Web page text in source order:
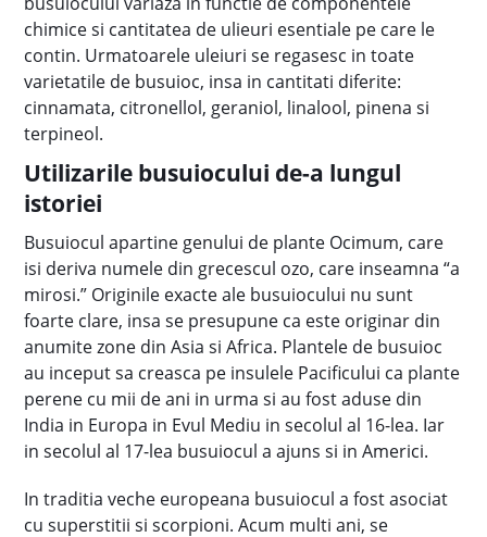
chimice si cantitatea de ulieuri esentiale pe care le
contin. Urmatoarele uleiuri se regasesc in toate
varietatile de busuioc, insa in cantitati diferite:
cinnamata, citronellol, geraniol, linalool, pinena si
terpineol.
Utilizarile busuiocului de-a lungul
istoriei
Busuiocul apartine genului de plante Ocimum, care
isi deriva numele din grecescul ozo, care inseamna “a
mirosi.” Originile exacte ale busuiocului nu sunt
foarte clare, insa se presupune ca este originar din
anumite zone din Asia si Africa. Plantele de busuioc
au inceput sa creasca pe insulele Pacificului ca plante
perene cu mii de ani in urma si au fost aduse din
India in Europa in Evul Mediu in secolul al 16-lea. Iar
in secolul al 17-lea busuiocul a ajuns si in Americi.
In traditia veche europeana busuiocul a fost asociat
cu superstitii si scorpioni. Acum multi ani, se